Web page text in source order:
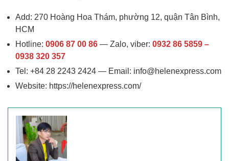
Add: 270 Hoàng Hoa Thám, phường 12, quận Tân Bình,
HCM
Hotline: 0906 87 00 86 — Zalo, viber: 0932 86 5859 –
0938 320 357
Tel: +84 28 2243 2424 — Email: info@helenexpress.com
Website: https://helenexpress.com/